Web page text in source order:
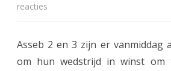
reacties
K
Asseb 2 en 3 zijn er vanmiddag
om hun wedstrijd in winst om